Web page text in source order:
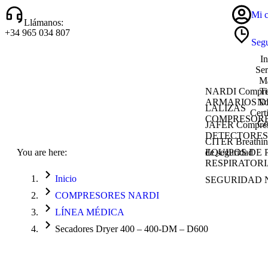
Llámanos:
+34 965 034 807
Mi
NARDI
LALIZAS
JAFER
CITER
de seguridad
ARMARIOS
EQUIPOS DE
SEGURIDAD
You are here:
Inicio
COMPRESORES NARDI
LÍNEA MÉDICA
Secadores Dryer 400 – 400-DM – D600